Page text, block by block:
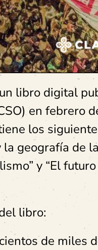
libro digital
en febrero
los
geografía de
y “El
libro:
de miles